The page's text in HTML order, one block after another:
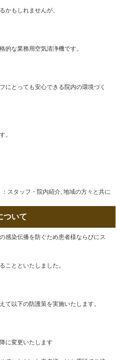
かもしれませんが、
的な業務用空気清浄機です。
にとっても安心できる院内の環境づく
。
スタッフ・院内紹介, 地域の方々と共に
ついて
感染伝播を防ぐため患者様ならびにス
ことといたしました。
て以下の防護策を実施いたします。
に変更いたします